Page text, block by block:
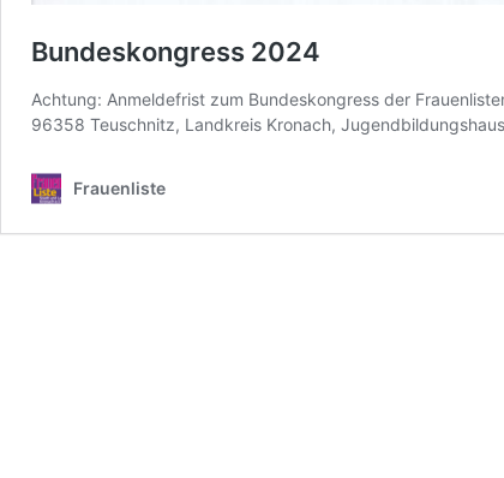
Bundeskongress 2024
Achtung: Anmeldefrist zum Bundeskongress der
96358 Teuschnitz, Landkreis Kronach,
Frauenliste